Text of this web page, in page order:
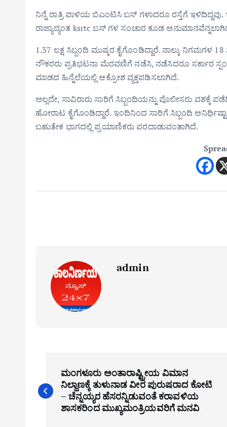
ನಿನ್ನೆ ರಾತ್ರಿ ಪಾಳಿಯ ಬಿಎಂಟಿಸಿ ಬಸ್ ಗಳಾದರೂ ರಸ್ತೆಗೆ
ರಾಜ್ಯಾದ್ಯಂತ ksrtc ಬಸ್ ಗಳ ಸಂಚಾರ ಕೂಡ
1.37 ಲಕ್ಷ ಸಿಬ್ಬಂದಿ ಮುಷ್ಕರ ಕೈಗೊಂಡಿದ್ದಾರೆ. ನಾಲ್ಕು
ನೌಕರರು ಪ್ರತಿಭಟನಾ ಮೆರವಣಿಗೆ ನಡೆಸಿ, ನಡೆಸಿದರೂ ಸರ್ಕಾರ
ಮಾಡದ ಹಿನ್ನೆಲೆಯಲ್ಲಿ ಆಕ್ರೋಶ ವ್ಯಕ್ತಪಡಿಸಲಾಗಿದೆ.
ಅಲ್ಲದೇ, ಸಾವಿರಾರು ಸಾರಿಗೆ ಸಿಬ್ಬಂದಿಯನ್ನು ಪೊಲೀಸರು ವಶಕ್ಕೆ
ಹೋರಾಟ ಕೈಗೊಂಡಿದ್ದಾರೆ. ಇಂದಿನಿಂದ ಸಾರಿಗೆ ಸಿಬ್ಬಂದಿ
ಬಹುತೇಕ ಭಾಗದಲ್ಲಿ ಪ್ರಯಾಣಿಕರು ಪರದಾಡುವಂತಾಗಿದೆ.
admin
o
s
ಮಂಗಳೂರು ಅಂತಾರಾಷ್ಟ್ರೀಯ ವಿಮಾನ
ನಿಲ್ದಾಣಕ್ಕೆ ತುಳುನಾಡ ವೀರ ಪುರುಷರಾದ ಕೋಟಿ
– ಚೆನ್ನಯ್ಯರ ಹೆಸರನ್ನಿಡುವಂತೆ ಕರಾವಳಿಯ
ಶಾಸಕರಿಂದ ಮುಖ್ಯಮಂತ್ರಿಯವರಿಗೆ ಮನವಿ